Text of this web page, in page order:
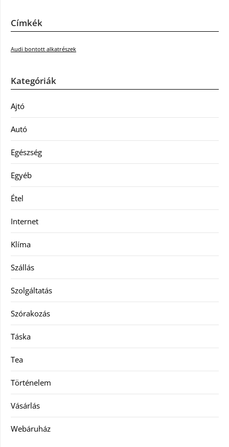
Címkék
Audi bontott alkatrészek
Kategóriák
Ajtó
Autó
Egészség
Egyéb
Étel
Internet
Klíma
Szállás
Szolgáltatás
Szórakozás
Táska
Tea
Történelem
Vásárlás
Webáruház